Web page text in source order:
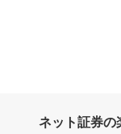
ネット証券の